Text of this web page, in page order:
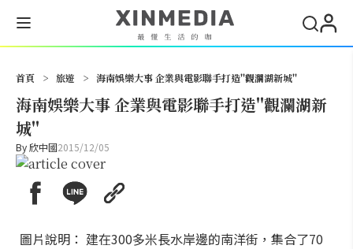
首頁 > 旅遊 > 海南娛樂大事 企業與電影聯手打造''觀瀾湖新城''
海南娛樂大事 企業與電影聯手打造''觀瀾湖新
城''
By欣中國2015/12/05
圖片說明： 建在300多米長水岸邊的南洋街，集合了70